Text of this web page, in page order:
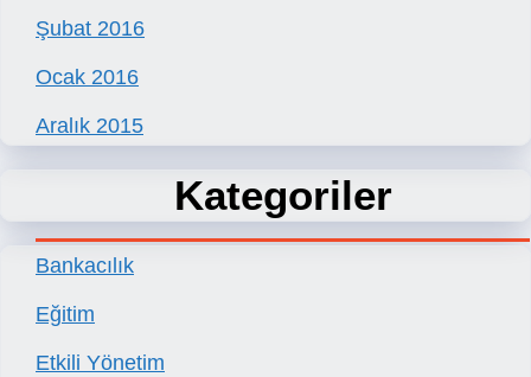
Şubat 2016
Ocak 2016
Aralık 2015
Kategoriler
Bankacılık
Eğitim
Etkili Yönetim